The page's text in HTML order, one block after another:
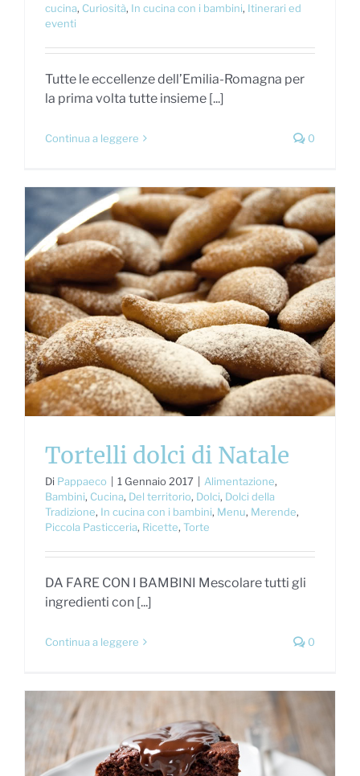
cucina, Curiosità, In cucina con i bambini, Itinerari ed
eventi
Tutte le eccellenze dell’Emilia-Romagna per
la prima volta tutte insieme [...]
Continua a leggere 0
Tortelli dolci di Natale
Di Pappaeco 1 Gennaio 2017 Alimentazione,
Bambini, Cucina, Del territorio, Dolci, Dolci della
Tradizione, In cucina con i bambini, Menu, Merende,
Piccola Pasticceria, Ricette, Torte
DA FARE CON I BAMBINI Mescolare tutti gli
ingredienti con [...]
Continua a leggere 0